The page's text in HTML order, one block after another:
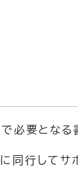
必要となる
同行してサ